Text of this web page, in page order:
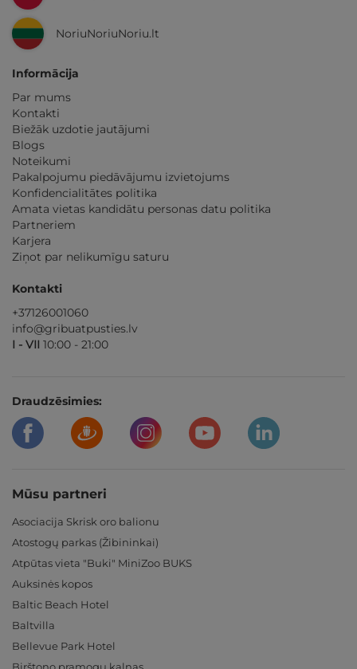
NoriuNoriuNoriu.lt
Informācija
Par mums
Kontakti
Biežāk uzdotie jautājumi
Blogs
Noteikumi
Pakalpojumu piedāvājumu izvietojums
Konfidencialitātes politika
Amata vietas kandidātu personas datu politika
Partneriem
Karjera
Ziņot par nelikumīgu saturu
Kontakti
+37126001060
info@gribuatpusties.lv
I - VII 10:00 - 21:00
Draudzēsimies:
Mūsu partneri
Asociacija Skrisk oro balionu
Atostogų parkas (Žibininkai)
Atpūtas vieta "Buki" MiniZoo BUKS
Auksinės kopos
Baltic Beach Hotel
Baltvilla
Bellevue Park Hotel